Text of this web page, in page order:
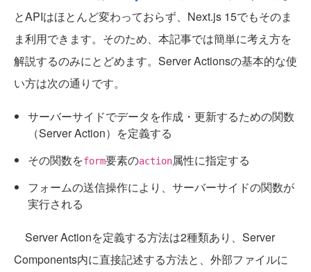
とAPIはほとんど変わっておらず、Next.js 15でもそのま
ま利用できます。そのため、本記事では簡単に考え方を
解説するのみにとどめます。Server Actionsの基本的な使
い方は次の通りです。
サーバーサイドでデータを作成・更新するための関数
（Server Action）を定義する
その関数をform要素のaction属性に指定する
フォームの送信操作により、サーバーサイドの関数が
実行される
Server Actionを定義する方法は2種類あり、Server
Components内に直接記述する方法と、外部ファイルに